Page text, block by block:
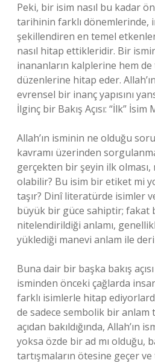
Peki, bir isim nasıl bu kadar
tarihinin farklı dönemlerinde,
şekillendiren en temel
nasıl hitap ettikleridir. Bir ismin
inananların kalplerine hem
düzenlerine hitap eder.
evrensel bir inanç yapısını
İlginç bir Bakış Açısı: “İlk” İsim
Allah’ın isminin ne olduğu
kavramı üzerinden
gerçekten bir şeyin ilk
olabilir? Bu isim bir etiket mi
taşır? Dinî literatürde isimler
büyük bir güce sahiptir; fakat
nitelendirildiği anlamı,
yüklediği manevi anlam ile
Buna dair bir başka bakış
isminden önceki çağlarda
farklı isimlerle hitap
de sadece sembolik bir anlam
açıdan bakıldığında, Allah’ın
yoksa özde bir ad mı olduğu,
tartışmaların ötesine geçer